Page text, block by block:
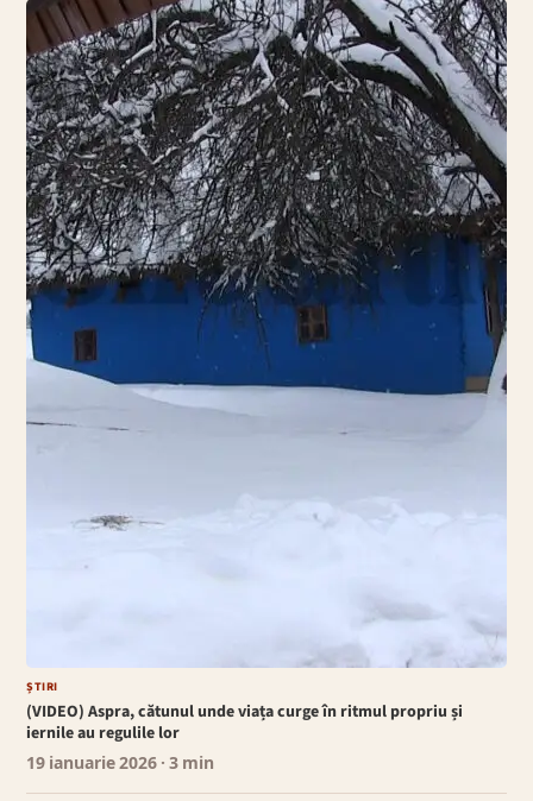
ȘTIRI
(VIDEO) Aspra, cătunul unde viața curge în ritmul propriu și
iernile au regulile lor
19 ianuarie 2026 · 3 min